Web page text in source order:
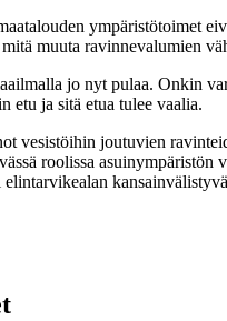
ympäristötoimet
muuta ravinnevalumien
jo nyt pulaa. Onkin
etu ja sitä etua tulee vaalia.
vesistöihin joutuvien
roolissa